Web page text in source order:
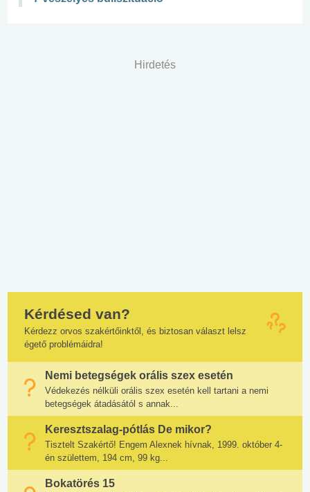
Hirdetés
Kérdésed van?
Kérdezz orvos szakértőinktől, és biztosan választ lelsz
égető problémáidra!
Nemi betegségek orális szex esetén
Védekezés nélküli orális szex esetén kell tartani a nemi
betegségek átadásától s annak...
Keresztszalag-pótlás De mikor?
Tisztelt Szakértő! Engem Alexnek hívnak, 1999. október 4-
én születtem, 194 cm, 99 kg...
Bokatörés 15